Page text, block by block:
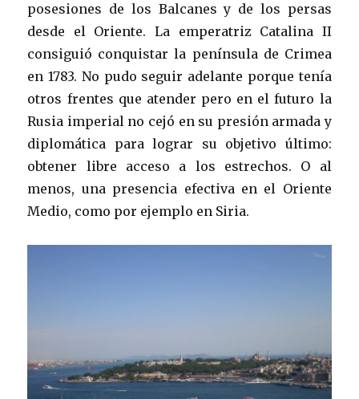
posesiones de los Balcanes y de los persas
desde el Oriente. La emperatriz Catalina II
consiguió conquistar la península de Crimea
en 1783. No pudo seguir adelante porque tenía
otros frentes que atender pero en el futuro la
Rusia imperial no cejó en su presión armada y
diplomática para lograr su objetivo último:
obtener libre acceso a los estrechos. O al
menos, una presencia efectiva en el Oriente
Medio, como por ejemplo en Siria.